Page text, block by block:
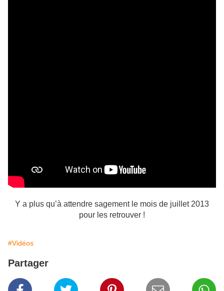
Y a plus qu’à attendre sagement le mois de juillet 2013
pour les retrouver !
#Vidéos
Partager